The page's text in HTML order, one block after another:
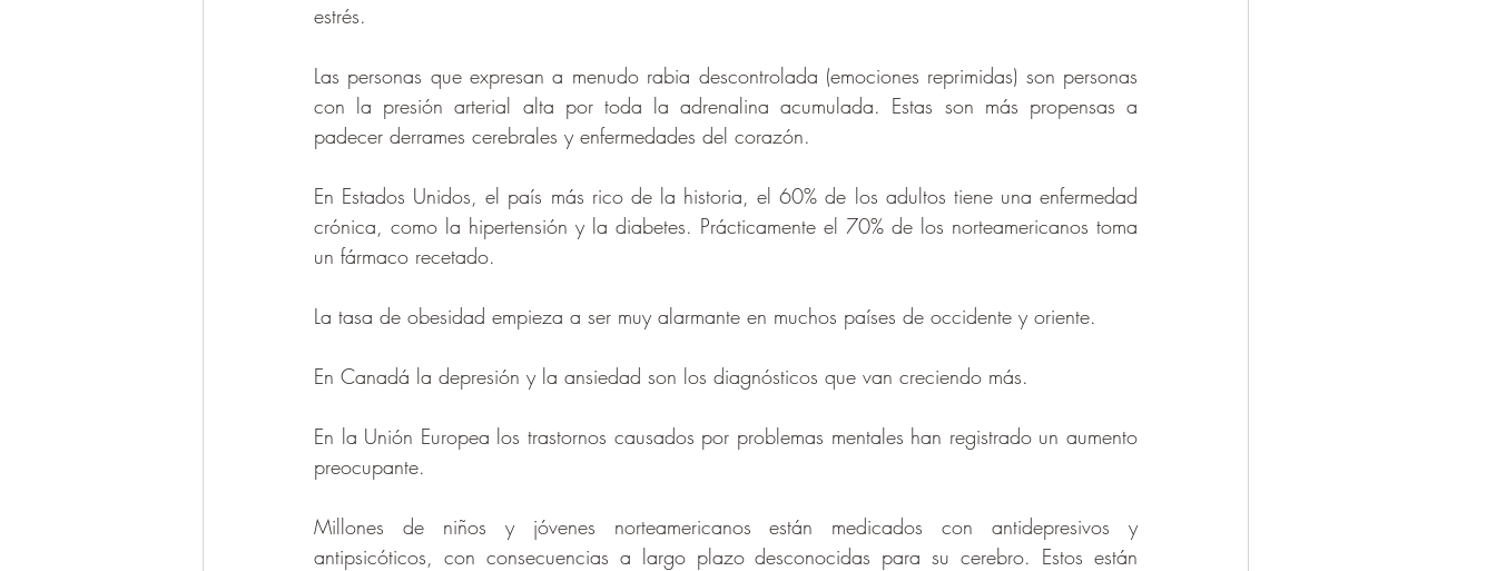
estrés.
Las personas que expresan a menudo rabia descontrolada (emociones reprimidas) son personas
con la presión arterial alta por toda la adrenalina acumulada. Estas son más propensas a
padecer derrames cerebrales y enfermedades del corazón.
En Estados Unidos, el país más rico de la historia, el 60% de los adultos tiene una enfermedad
crónica, como la hipertensión y la diabetes. Prácticamente el 70% de los norteamericanos toma
un fármaco recetado.
La tasa de obesidad empieza a ser muy alarmante en muchos países de occidente y oriente.
En Canadá la depresión y la ansiedad son los diagnósticos que van creciendo más.
En la Unión Europea los trastornos causados por problemas mentales han registrado un aumento
preocupante.
Millones de niños y jóvenes norteamericanos están medicados con antidepresivos y
antipsicóticos, con consecuencias a largo plazo desconocidas para su cerebro. Estos están